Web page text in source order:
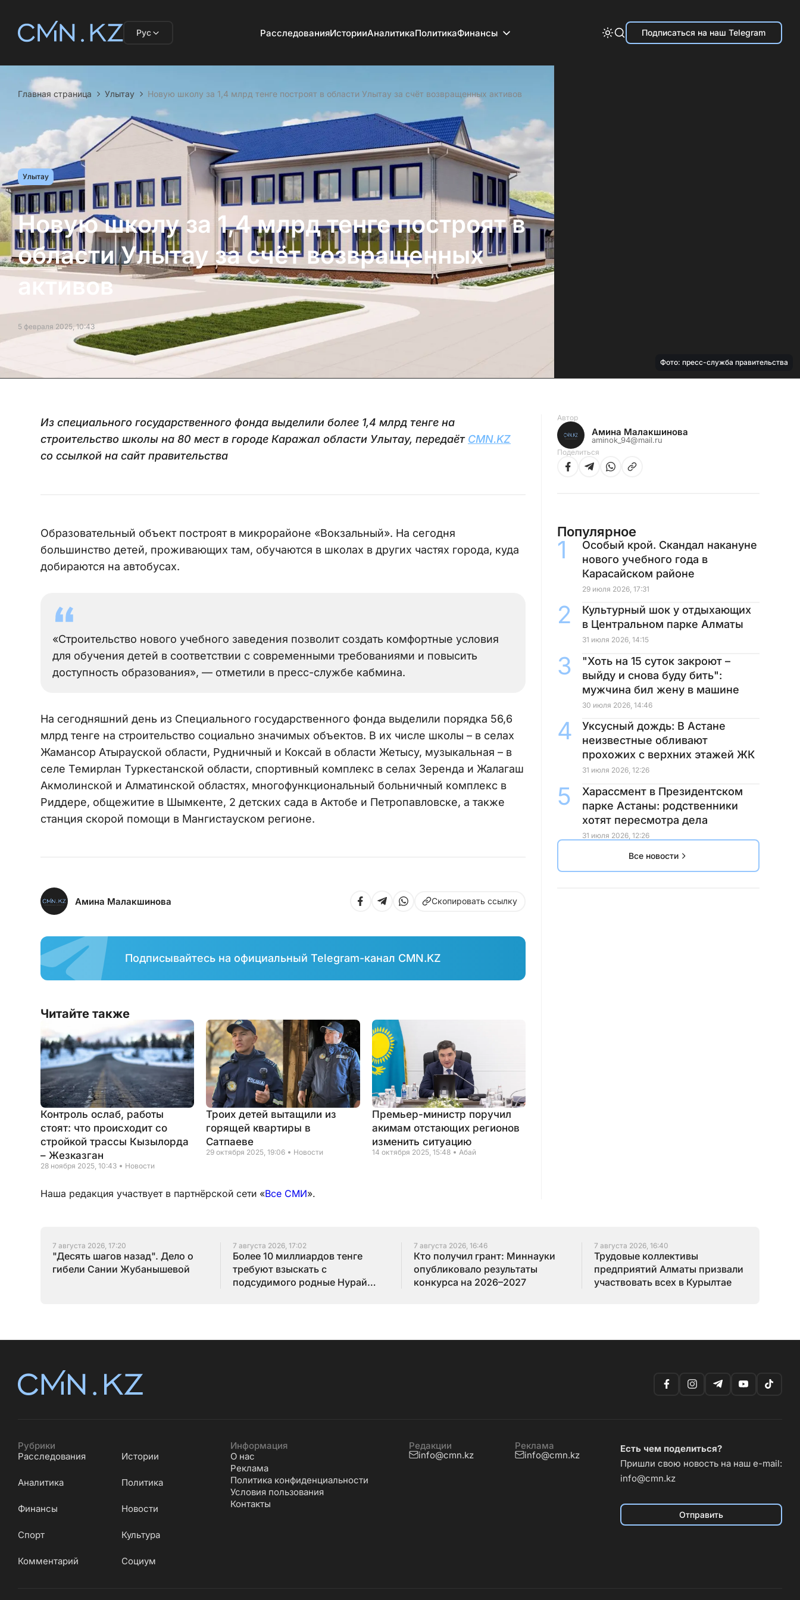
Рус РасследованияИсторииАналитикаПолитикаФинансы Подписаться на наш Telegram
Главная страница Улытау Новую школу за 1,4 млрд тенге построят в области Улытау за счёт возвращенных активов
Улытау
Новую школу за 1,4 млрд тенге построят в
области Улытау за счёт возвращенных
активов
5 февраля 2025, 10:43
Фото: пресс-служба правительства
Из специального государственного фонда выделили более 1,4 млрд тенге на
строительство школы на 80 мест в городе Каражал области Улытау, передаёт CMN.KZ
со ссылкой на сайт правительства
Образовательный объект построят в микрорайоне «Вокзальный». На сегодня
большинство детей, проживающих там, обучаются в школах в других частях города, куда
добираются на автобусах.
«Строительство нового учебного заведения позволит создать комфортные условия
для обучения детей в соответствии с современными требованиями и повысить
доступность образования», — отметили в пресс-службе кабмина.
На сегодняшний день из Специального государственного фонда выделили порядка 56,6
млрд тенге на строительство социально значимых объектов. В их числе школы – в селах
Жамансор Атырауской области, Рудничный и Коксай в области Жетысу, музыкальная – в
селе Темирлан Туркестанской области, спортивный комплекс в селах Зеренда и Жалагаш
Акмолинской и Алматинской областях, многофункциональный больничный комплекс в
Риддере, общежитие в Шымкенте, 2 детских сада в Актобе и Петропавловске, а также
станция скорой помощи в Мангистауском регионе.
Амина Малакшинова Скопировать ссылку
Подписывайтесь на официальный Telegram-канал CMN.KZ
Читайте также
Контроль ослаб, работы
стоят: что происходит со
стройкой трассы Кызылорда
– Жезказган
28 ноября 2025, 10:43 Новости
Троих детей вытащили из
горящей квартиры в
Сатпаеве
29 октября 2025, 19:06 Новости
Премьер-министр поручил
акимам отстающих регионов
изменить ситуацию
14 октября 2025, 15:48 Абай
Наша редакция участвует в партнёрской сети «Все СМИ».
Автор
Амина Малакшинова
aminok_94@mail.ru
Поделиться
Популярное
Особый крой. Скандал накануне
нового учебного года в
Карасайском районе
29 июля 2026, 17:31
Культурный шок у отдыхающих
в Центральном парке Алматы
31 июля 2026, 14:15
"Хоть на 15 суток закроют –
выйду и снова буду бить":
мужчина бил жену в машине
30 июля 2026, 14:46
Уксусный дождь: В Астане
неизвестные обливают
прохожих с верхних этажей ЖК
31 июля 2026, 12:26
Харассмент в Президентском
парке Астаны: родственники
хотят пересмотра дела
31 июля 2026, 12:26
Все новости
7 августа 2026, 17:20
"Десять шагов назад". Дело о
гибели Сании Жубанышевой
7 августа 2026, 17:02
Более 10 миллиардов тенге
требуют взыскать с
подсудимого родные Нурай
7 августа 2026, 16:46
Кто получил грант: Миннауки
опубликовало результаты
конкурса на 2026–2027
7 августа 2026, 16:40
Трудовые коллективы
предприятий Алматы призвали
участвовать всех в Курылтае
Рубрики
Расследования
Истории
Аналитика Политика
Финансы Новости
Cпорт Культура
Комментарий Социум
Информация
О нас
Реклама
Политика конфиденциальности
Условия пользования
Контакты
Редакции
info@cmn.kz
Реклама
info@cmn.kz
Есть чем поделиться?
Пришли свою новость на наш e-mail:
info@cmn.kz
Отправить